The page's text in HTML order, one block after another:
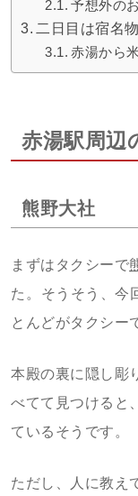
予想外の
二日目は宿名
赤湯から
赤湯駅周辺
熊野大社
まずはタクシーで
た。そうそう、
とんどがタクシー
本殿の裏に隠し彫
べてて見つけると
ているそうです。
ただし、人に教え